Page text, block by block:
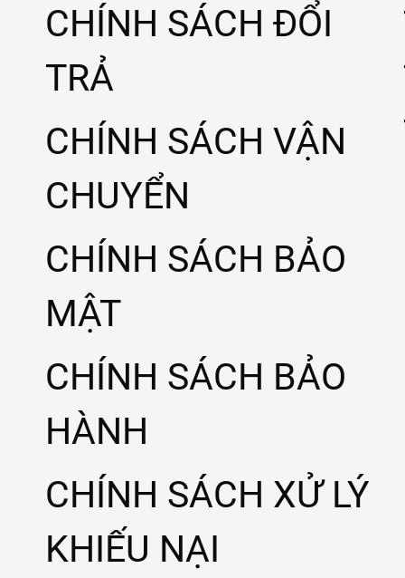
CHÍNH SÁCH ĐỔI
TRẢ
CHÍNH SÁCH VẬN
CHUYỂN
CHÍNH SÁCH BẢO
MẬT
CHÍNH SÁCH BẢO
HÀNH
CHÍNH SÁCH XỬ LÝ
KHIẾU NẠI